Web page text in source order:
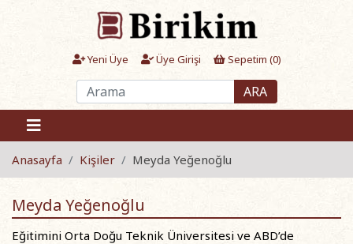
Yeni Üye Üye Girişi Sepetim (0)
ARA
Anasayfa Kişiler Meyda Yeğenoğlu
Meyda Yeğenoğlu
Eğitimini Orta Doğu Teknik Üniversitesi ve ABD’de